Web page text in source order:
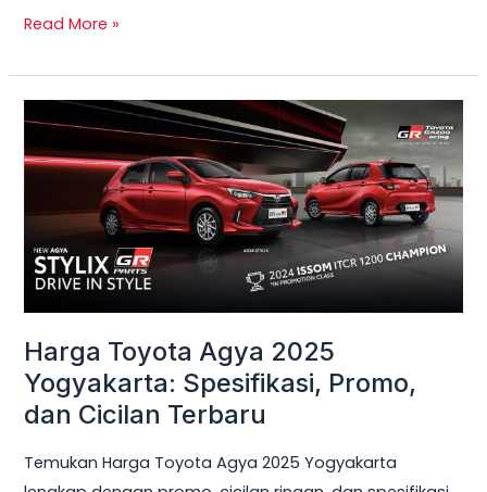
Dealer
Read More »
Harga Toyota Agya 2025
Yogyakarta: Spesifikasi, Promo,
dan Cicilan Terbaru
Temukan Harga Toyota Agya 2025 Yogyakarta
Toyota
Agya
Yogyakarta:
Spesifikasi,
Promo,
dan
Cicilan
Terbaru